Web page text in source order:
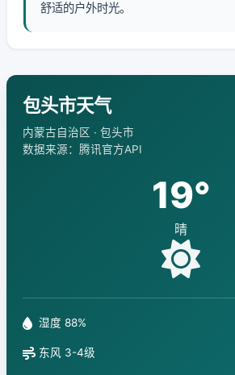
舒适的户外时光。
包头市天气
内蒙古自治区 · 包头市
数据来源：腾讯官方API
19°
晴
湿度 88%
东风 3-4级